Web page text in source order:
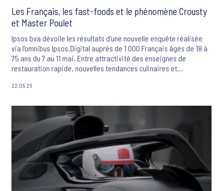
Les Français, les fast-foods et le phénomène Crousty
et Master Poulet
Ipsos bva dévoile les résultats d'une nouvelle enquête réalisée
via l'omnibus Ipsos.Digital auprès de 1 000 Français âgés de 18 à
75 ans du 7 au 11 mai. Entre attractivité des enseignes de
restauration rapide, nouvelles tendances culinaires et
profondément partagée. 36 % des citoyens ont une bonne image
comme le critère de choix numéro un pour 60 % des
consommateurs, une importante aspiration à l'encadrement
apparaît : 61 % des Français réclament des règles plus strictes et
51 % souhaitent que les maires puissent limiter les installations
de nouveaux fast-foods pour protéger la santé publique et les
commerces locaux.
22.05.26